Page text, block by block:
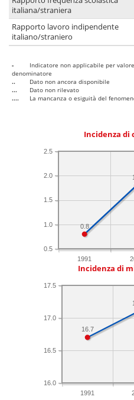
italiana/straniera
Rapporto lavoro indipendente
italiano/straniero
-
Indicatore non applicabile per
denominatore
..
Dato non ancora disponibile
...
Dato non rilevato
....
La mancanza o esiguità del
Incidenza di
1991
0.5
1.0
1.5
2.0
2.5
0.8
Incidenza di
1991
16.0
16.5
17.0
17.5
16.7